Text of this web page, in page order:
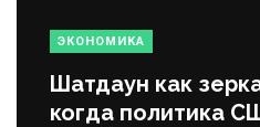
ЭКОНОМИКА
Шатдаун как
когда политика